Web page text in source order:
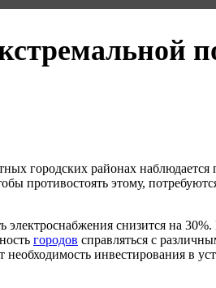
городских районах наблюдается
противостоять этому,
снизится на
городов справляться с
инвестирования в